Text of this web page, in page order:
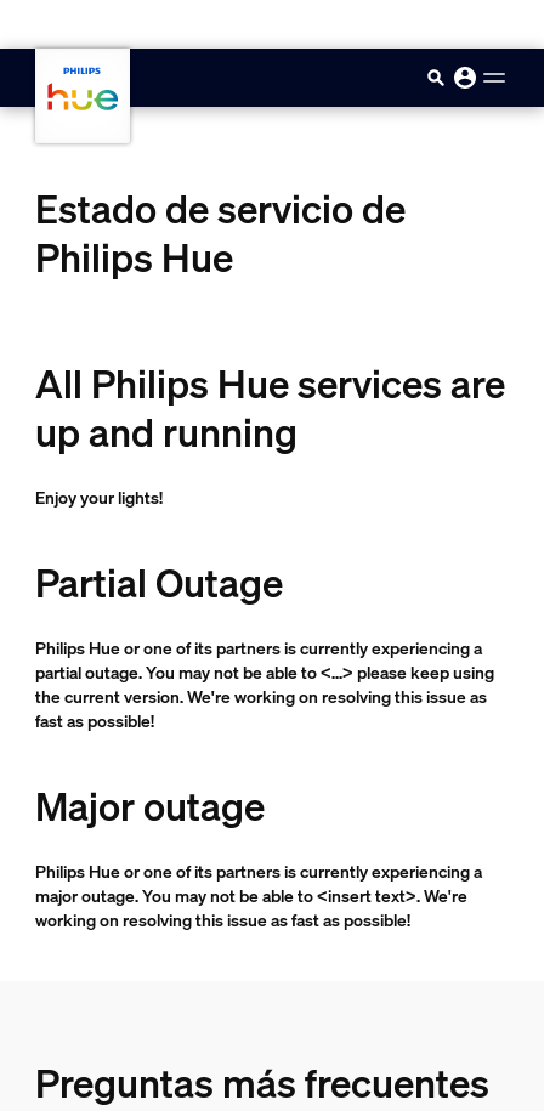
Estado de servicio de
Philips Hue
All Philips Hue services are
up and running
Enjoy your lights!
Partial Outage
Philips Hue or one of its partners is currently experiencing a
partial outage. You may not be able to <...> please keep using
the current version. We're working on resolving this issue as
fast as possible!
Major outage
Philips Hue or one of its partners is currently experiencing a
major outage. You may not be able to <insert text>. We're
working on resolving this issue as fast as possible!
Preguntas más frecuentes